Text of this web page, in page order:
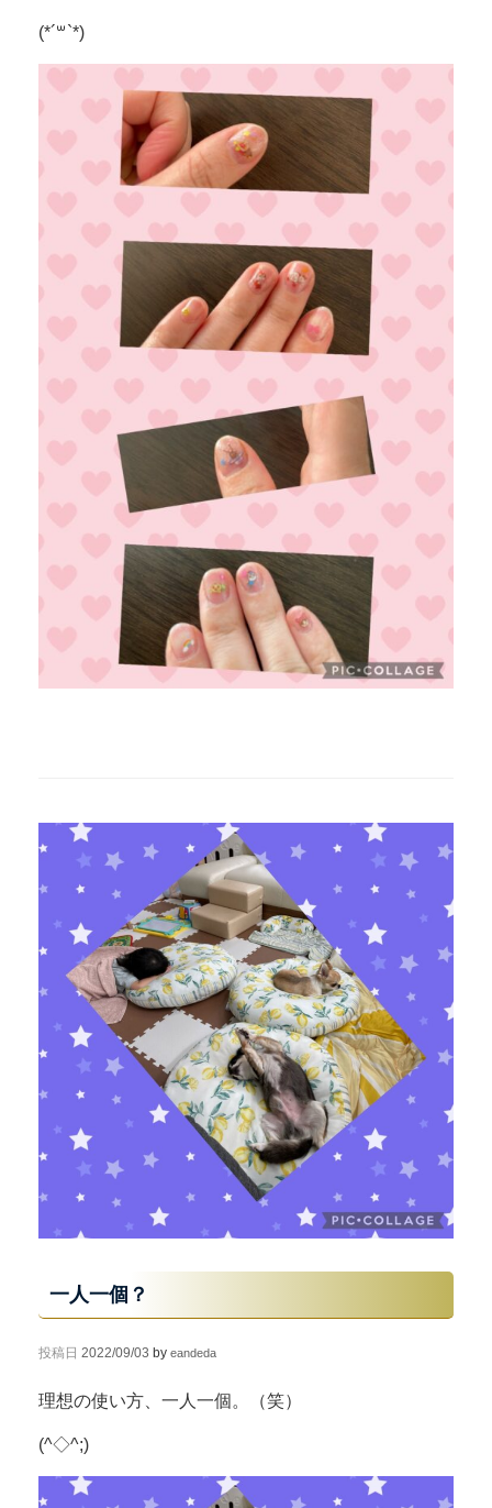
(*´꒳`*)
一人一個？
投稿日 2022/09/03 by eandeda
理想の使い方、一人一個。（笑）
(^◇^;)